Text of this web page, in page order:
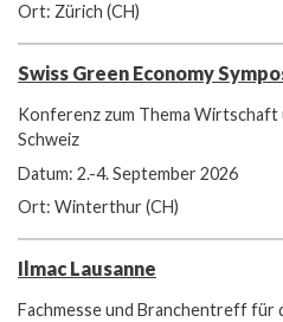
Ort: Zürich (CH)
Swiss Green Economy
Konferenz zum Thema Wirtschaft
Schweiz
Datum: 2.-4. September 2026
Ort: Winterthur (CH)
Ilmac Lausanne
Fachmesse und Branchentreff für